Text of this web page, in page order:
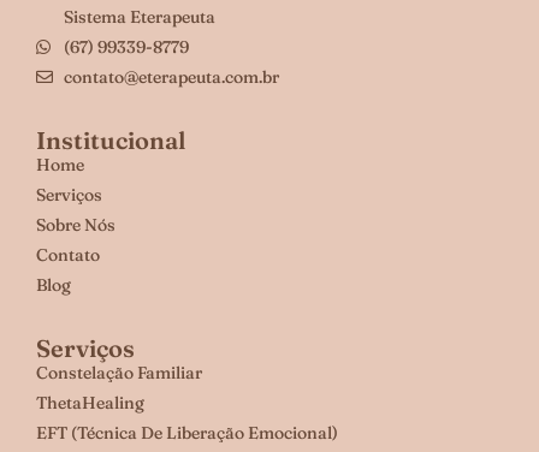
Sistema Eterapeuta
(67) 99339-8779
contato@eterapeuta.com.br
Institucional
Home
Serviços
Sobre Nós
Contato
Blog
Serviços
Constelação Familiar
ThetaHealing
EFT (Técnica De Liberação Emocional)